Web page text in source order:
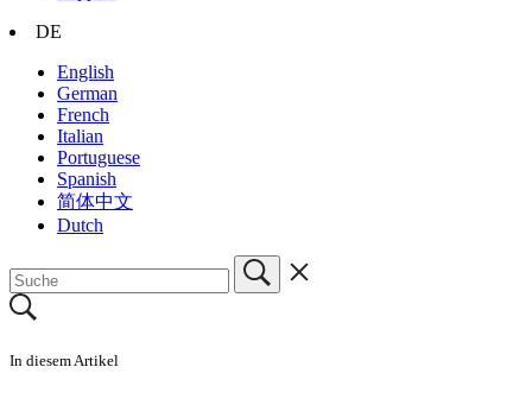
DE
English
German
French
Italian
Portuguese
Spanish
简体中文
Dutch
In diesem Artikel